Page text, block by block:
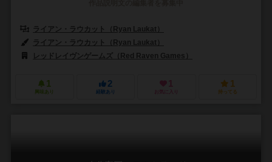
ライアン・ラウカット（Ryan Laukat）
ライアン・ラウカット（Ryan Laukat）
レッドレイヴンゲームズ（Red Raven Games）
1
興味あり
2
経験あり
1
お気に入り
1
持ってる